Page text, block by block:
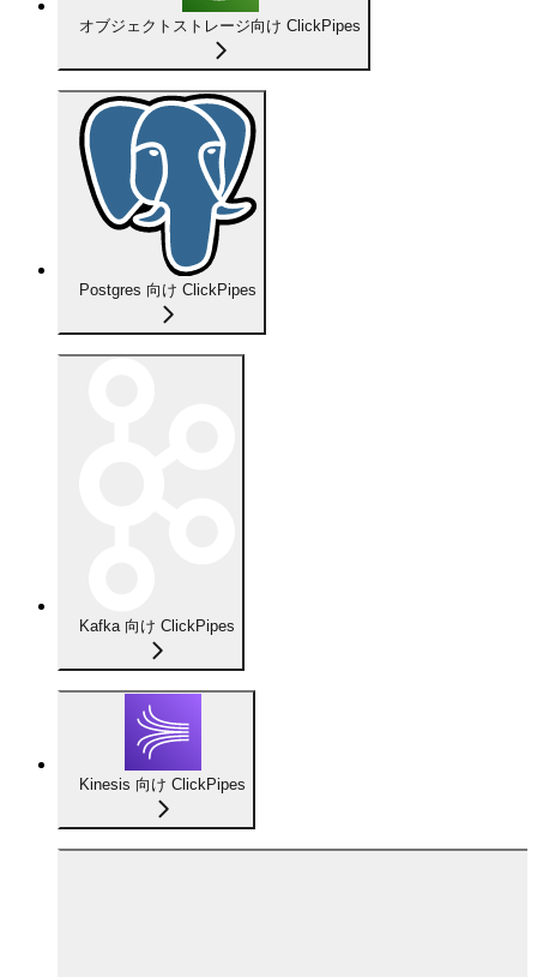
オブジェクトストレージ向け ClickPipes
Postgres 向け ClickPipes
Kafka 向け ClickPipes
Kinesis 向け ClickPipes